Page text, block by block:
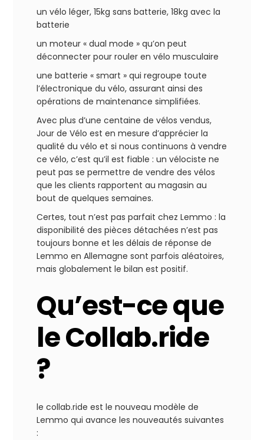
un vélo léger, 15kg sans batterie, 18kg avec la
batterie
un moteur « dual mode » qu’on peut
déconnecter pour rouler en vélo musculaire
une batterie « smart » qui regroupe toute
l’électronique du vélo, assurant ainsi des
opérations de maintenance simplifiées.
Avec plus d’une centaine de vélos vendus,
Jour de Vélo est en mesure d’apprécier la
qualité du vélo et si nous continuons à vendre
ce vélo, c’est qu’il est fiable : un vélociste ne
peut pas se permettre de vendre des vélos
que les clients rapportent au magasin au
bout de quelques semaines.
Certes, tout n’est pas parfait chez Lemmo : la
disponibilité des pièces détachées n’est pas
toujours bonne et les délais de réponse de
Lemmo en Allemagne sont parfois aléatoires,
mais globalement le bilan est positif.
Qu’est-ce que
le Collab.ride
?
le collab.ride est le nouveau modèle de
Lemmo qui avance les nouveautés suivantes
: